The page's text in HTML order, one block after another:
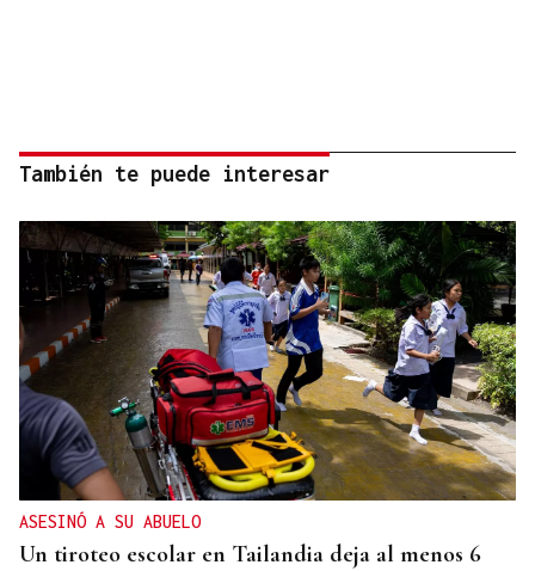
También te puede interesar
ASESINÓ A SU ABUELO
Un tiroteo escolar en Tailandia deja al menos 6